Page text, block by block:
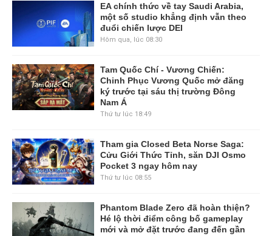
EA chính thức về tay Saudi Arabia,
một số studio khẳng định vẫn theo
đuổi chiến lược DEI
Hôm qua, lúc 08:30
Tam Quốc Chí - Vương Chiến:
Chinh Phục Vương Quốc mở đăng
ký trước tại sáu thị trường Đông
Nam Á
Thứ tư lúc 18:49
Tham gia Closed Beta Norse Saga:
Cửu Giới Thức Tỉnh, săn DJI Osmo
Pocket 3 ngay hôm nay
Thứ tư lúc 08:55
Phantom Blade Zero đã hoàn thiện?
Hé lộ thời điểm công bố gameplay
mới và mở đặt trước đang đến gần